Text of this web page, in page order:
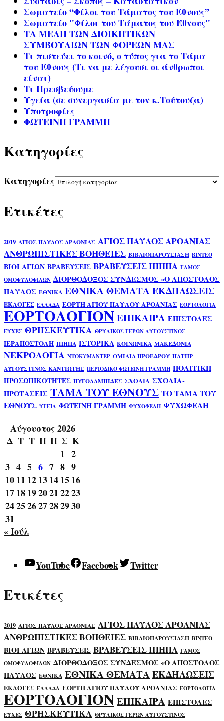
Σωματείο “Φίλοι του Τάματος του Έθνους”
Σωματείο "Φίλοι του Τάματος του Έθνους"
ΤΑ ΜΕΛΗ ΤΩΝ ΔΙΟΙΚΗΤΙΚΩΝ
ΣΥΜΒΟΥΛΙΩΝ ΤΩΝ ΦΟΡΕΩΝ ΜΑΣ
Τι πιστεύει το κοινό, ο τύπος για το Τάμα
του Έθνους (Τι να με λέγουσι οι άνθρωποι
είναι)
Τι Πρεσβεύουμε
Υγεία (σε συνεργασία με τον κ.Τούτουζα)
Υποτροφίες
ΦΩΤΕΙΝΗ ΓΡΑΜΜΗ
Kατηγορίες
Kατηγορίες
Ετικέτες
2019 ΑΓΙΟΣ ΠΑΥΛΟΣ ΑΡΑΟΝΙΑΣ ΑΓΙΟΣ ΠΑΥΛΟΣ ΑΡΟΑΝΙΑΣ
ΑΝΘΡΩΠΙΣΤΙΚΕΣ ΒΟΗΘΕΙΕΣ ΒΙΒΛΙΟΠΑΡΟΥΣΙΑΣΗ ΒΙΝΤΕΟ
ΒΙΟΙ ΑΓΙΩΝ ΒΡΑΒΕΥΣΕΙΣ ΒΡΑΒΕΥΣΕΙΣ ΙΠΗΠΑ ΓΑΜΟΣ
ΟΜΟΦΥΛΟΦΙΛΩΝ ΔΙΟΡΘΟΔΟΞΟΣ ΣΥΝΔΕΣΜΟΣ «Ο ΑΠΟΣΤΟΛΟΣ
ΠΑΥΛΟΣ ΕΘΝΙΚΑ ΕΘΝΙΚΑ ΘΕΜΑΤΑΕΚΔΗΛΩΣΕΙΣ
ΕΚΛΟΓΕΣ ΕΛΛΑΔΑ ΕΟΡΤΗ ΑΓΙΟΥ ΠΑΥΛΟΥ ΑΡΟΑΝΙΑΣ ΕΟΡΤΟΛΟΓΙΑ
ΕΟΡΤΟΛΟΓΙΟΝΕΠΙΚΑΙΡΑ ΕΠΙΣΤΟΛΕΣ
ΕΥΧΕΣ ΘΡΗΣΚΕΥΤΙΚΑ ΘΡΥΛΙΚΟΣ ΓΕΡΩΝ ΑΥΓΟΥΣΤΙΝΟΣ
ΙΕΡΑΠΟΣΤΟΛΗ ΙΠΗΠΑ ΙΣΤΟΡΙΚΑ ΚΟΙΝΩΝΙΚΑ ΜΑΚΕΔΟΝΙΑ
ΝΕΚΡΟΛΟΓΙΑ ΝΤΟΚΥΜΑΝΤΕΡ ΟΜΙΛΙΑ ΠΡΟΕΔΡΟΥ ΠΑΤΗΡ
ΑΥΓΟΥΣΤΙΝΟΣ ΚΑΝΤΙΩΤΗΣ ΠΕΡΙΟΔΙΚΟ ΦΩΤΕΙΝΗ ΓΡΑΜΜΗ ΠΟΛΙΤΙΚΗ
ΠΡΟΣΩΠΙΚΟΤΗΤΕΣ ΠΥΓΟΛΑΜΠΙΔΕΣ ΣΧΟΛΙΑ ΣΧΟΛΙΑ-
ΠΡΟΤΑΣΕΙΣ ΤΑΜΑ ΤΟΥ ΕΘΝΟΥΣ ΤΟ ΤΑΜΑ ΤΟΥ
ΕΘΝΟΥΣ ΥΓΕΙΑ ΦΩΤΕΙΝΗ ΓΡΑΜΜΗ ΨΥΧΟΦΕΛΗ ΨΥΧΩΦΕΛΗ
Αύγουστος 2026
Δ Τ Τ Π Π Σ Κ
1 2
3 4 5 6 7 8 9
1011 1213141516
17181920212223
24252627282930
31
« Ιούλ
YouTube Facebook Twitter
Ετικέτες
2019 ΑΓΙΟΣ ΠΑΥΛΟΣ ΑΡΑΟΝΙΑΣ ΑΓΙΟΣ ΠΑΥΛΟΣ ΑΡΟΑΝΙΑΣ
ΑΝΘΡΩΠΙΣΤΙΚΕΣ ΒΟΗΘΕΙΕΣ ΒΙΒΛΙΟΠΑΡΟΥΣΙΑΣΗ ΒΙΝΤΕΟ
ΒΙΟΙ ΑΓΙΩΝ ΒΡΑΒΕΥΣΕΙΣ ΒΡΑΒΕΥΣΕΙΣ ΙΠΗΠΑ ΓΑΜΟΣ
ΟΜΟΦΥΛΟΦΙΛΩΝ ΔΙΟΡΘΟΔΟΞΟΣ ΣΥΝΔΕΣΜΟΣ «Ο ΑΠΟΣΤΟΛΟΣ
ΠΑΥΛΟΣ ΕΘΝΙΚΑ ΕΘΝΙΚΑ ΘΕΜΑΤΑΕΚΔΗΛΩΣΕΙΣ
ΕΚΛΟΓΕΣ ΕΛΛΑΔΑ ΕΟΡΤΗ ΑΓΙΟΥ ΠΑΥΛΟΥ ΑΡΟΑΝΙΑΣ ΕΟΡΤΟΛΟΓΙΑ
ΕΟΡΤΟΛΟΓΙΟΝΕΠΙΚΑΙΡΑ ΕΠΙΣΤΟΛΕΣ
ΕΥΧΕΣ ΘΡΗΣΚΕΥΤΙΚΑ ΘΡΥΛΙΚΟΣ ΓΕΡΩΝ ΑΥΓΟΥΣΤΙΝΟΣ